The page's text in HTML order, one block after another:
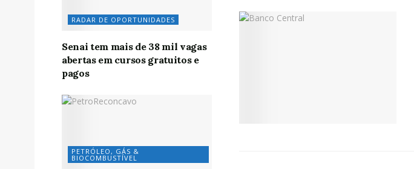
RADAR DE OPORTUNIDADES
Senai tem mais de 38 mil vagas
abertas em cursos gratuitos e
pagos
PETRÓLEO, GÁS &
BIOCOMBUSTÍVEL